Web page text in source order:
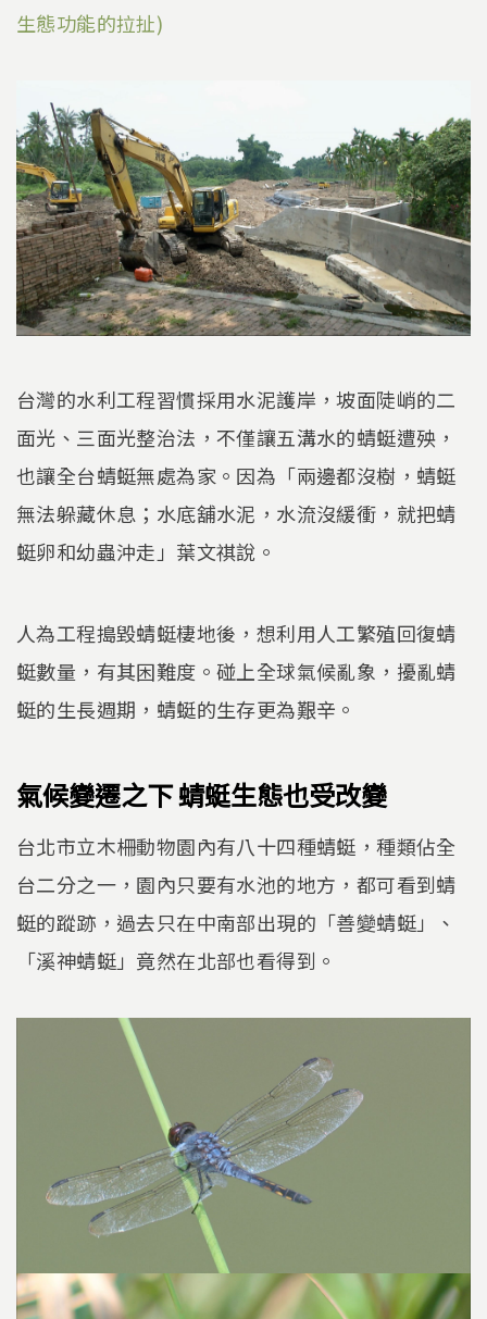
生態功能的拉扯)
台灣的水利工程習慣採用水泥護岸，坡面陡峭的二
面光、三面光整治法，不僅讓五溝水的蜻蜓遭殃，
也讓全台蜻蜓無處為家。因為「兩邊都沒樹，蜻蜓
無法躲藏休息；水底舖水泥，水流沒緩衝，就把蜻
蜓卵和幼蟲沖走」葉文祺說。
人為工程搗毀蜻蜓棲地後，想利用人工繁殖回復蜻
蜓數量，有其困難度。碰上全球氣候亂象，擾亂蜻
蜓的生長週期，蜻蜓的生存更為艱辛。
氣候變遷之下 蜻蜓生態也受改變
台北市立木柵動物園內有八十四種蜻蜓，種類佔全
台二分之一，園內只要有水池的地方，都可看到蜻
蜓的蹤跡，過去只在中南部出現的「善變蜻蜓」、
「溪神蜻蜓」竟然在北部也看得到。